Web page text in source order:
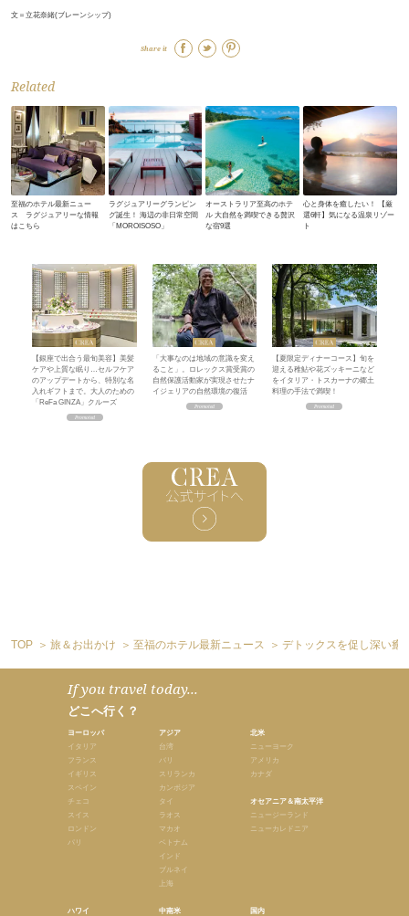
文＝立花奈緒(ブレーンシップ)
Share it
Related
至福のホテル最新ニュー
ス ラグジュアリーな情報
はこちら
ラグジュアリーグランピン
グ誕生！ 海辺の非日常空間
「MOROISOSO」
オーストラリア至高のホテ
ル 大自然を満喫できる贅沢
な宿9選
心と身体を癒したい！ 【厳
選6軒】気になる温泉リゾー
ト
【銀座で出合う最旬美容】美髪
ケアや上質な眠り…セルフケア
のアップデートから、特別な名
入れギフトまで。大人のための
「ReFa GINZA」クルーズ
「大事なのは地域の意識を変え
ること」。ロレックス賞受賞の
自然保護活動家が実現させたナ
イジェリアの自然環境の復活
【夏限定ディナーコース】旬を
迎える稚鮎や花ズッキーニなど
をイタリア・トスカーナの郷土
料理の手法で満喫！
TOP 旅＆お出かけ 至福のホテル最新ニュース デトックスを促し深い癒
If you travel today...
どこへ行く？
ヨーロッパ
イタリア
フランス
イギリス
スペイン
チェコ
スイス
ロンドン
パリ
ハワイ
アジア
台湾
バリ
スリランカ
カンボジア
タイ
ラオス
マカオ
ベトナム
インド
ブルネイ
上海
中南米
北米
ニューヨーク
アメリカ
カナダ
オセアニア＆南太平洋
ニュージーランド
ニューカレドニア
国内